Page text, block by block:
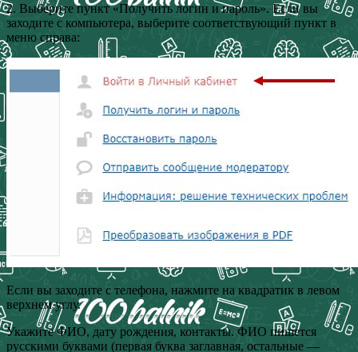
2. Выберите пункт «Получить логин и пароль». Если вы
заходите с компьютера, выберите соответствующий пункт в
меню справа:
Если вы заходите с телефона, нажмите на квадратик в левом
верхнем углу.
Укажите ФИО, дату рождения, контакты. ФИО пишется
русскими буквами (первая буква заглавная, остальные —